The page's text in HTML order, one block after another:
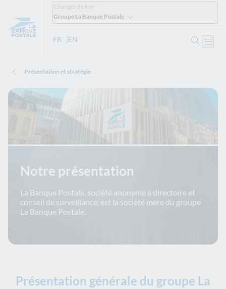
Changer de site
Groupe La Banque Postale
FR - Version française
EN
Présentation et stratégie
Notre présentation
La Banque Postale, société anonyme à directoire et
conseil de surveillance, est la société mère du groupe
La Banque Postale.
Présentation générale du groupe La